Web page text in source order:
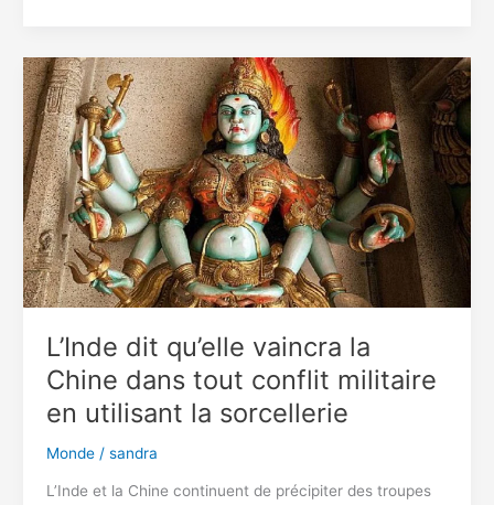
pourrait
vaincre
les
forces
de
l’Otan
en
moins
de
60h
L’Inde dit qu’elle vaincra la
Chine dans tout conflit militaire
en utilisant la sorcellerie
Monde/ sandra
L’Inde et la Chine continuent de précipiter des troupes